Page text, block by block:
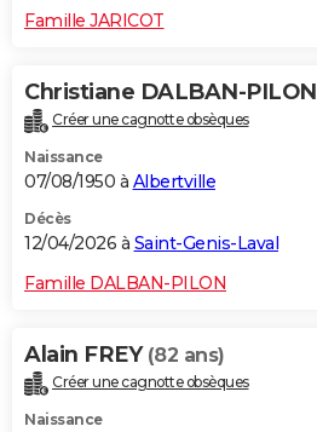
Famille JARICOT
Christiane DALBAN-PILON
Créer une cagnotte obsèques
Naissance
07/08/1950 à Albertville
Décès
12/04/2026 à Saint-Genis-Laval
Famille DALBAN-PILON
Alain FREY (82 ans)
Créer une cagnotte obsèques
Naissance